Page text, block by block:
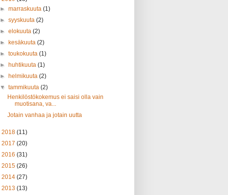
►marraskuuta(1)
►syyskuuta(2)
►elokuuta(2)
►kesäkuuta(2)
►toukokuuta(1)
►huhtikuuta(1)
►helmikuuta(2)
▼tammikuuta(2)
Henkilöstökokemus ei saisi olla vain
muotisana, va...
Jotain vanhaa ja jotain uutta
2018 (11)
2017 (20)
2016 (31)
2015 (26)
2014 (27)
2013 (13)